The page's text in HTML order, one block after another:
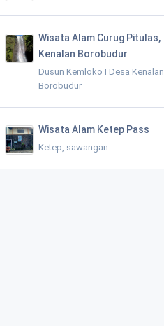
Wisata Alam Curug Pitulas,
Kenalan Borobudur
Dusun Kemloko I Desa Kenalan
Borobudur
Wisata Alam Ketep Pass
Ketep, sawangan